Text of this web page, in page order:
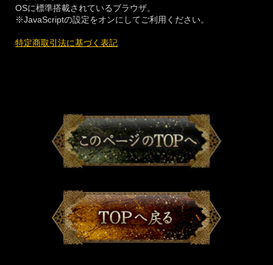
OSに標準搭載されているブラウザ。
※JavaScriptの設定をオンにしてご利用ください。
特定商取引法に基づく表記